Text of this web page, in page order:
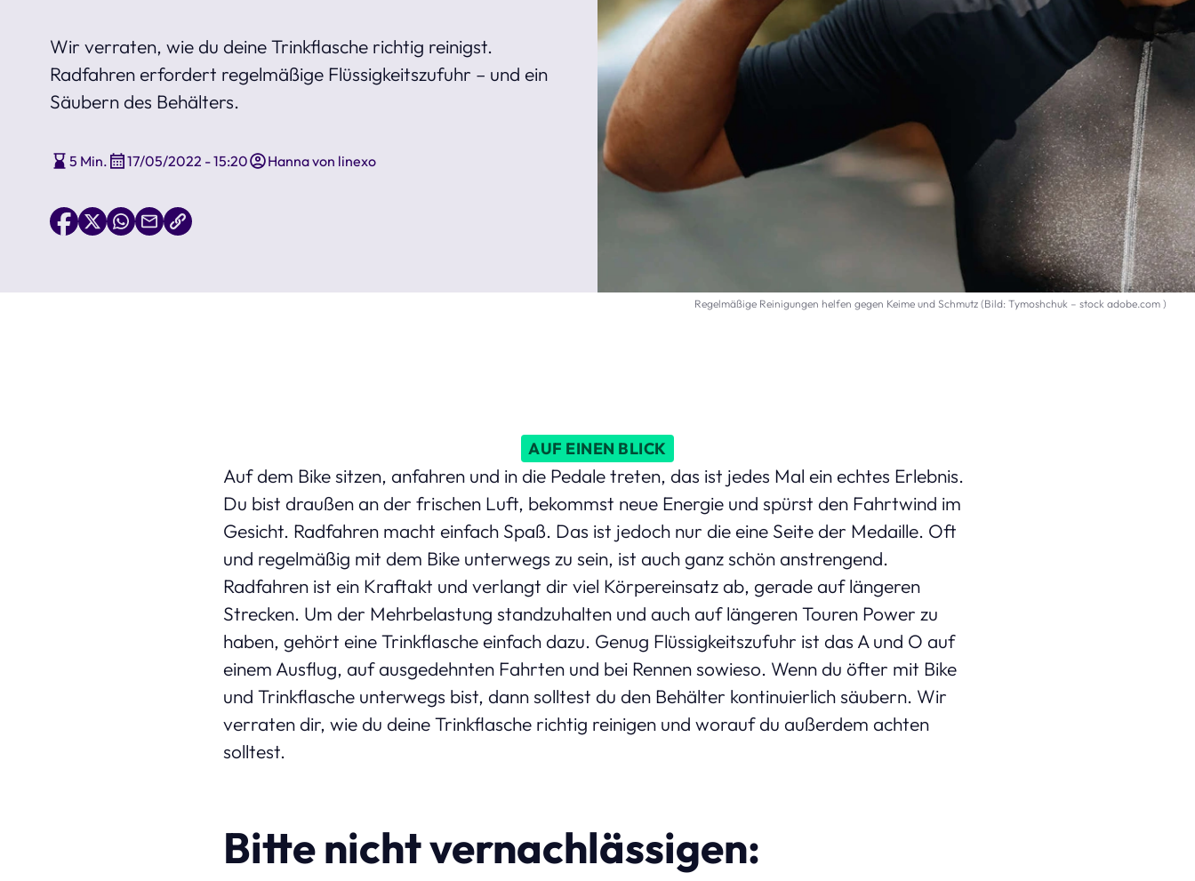
Regelmäßige Reinigungen helfen gegen Keime und Schmutz (Bild: Tymoshchuk – stock adobe.com )
Wir verraten, wie du deine Trinkflasche richtig reinigst.
Radfahren erfordert regelmäßige Flüssigkeitszufuhr – und ein
Säubern des Behälters.
5 Min. 17/05/2022 - 15:20 Hanna von linexo
AUF EINEN BLICK
Auf dem Bike sitzen, anfahren und in die Pedale treten, das ist jedes Mal ein echtes Erlebnis.
Du bist draußen an der frischen Luft, bekommst neue Energie und spürst den Fahrtwind im
Gesicht. Radfahren macht einfach Spaß. Das ist jedoch nur die eine Seite der Medaille. Oft
und regelmäßig mit dem Bike unterwegs zu sein, ist auch ganz schön anstrengend.
Radfahren ist ein Kraftakt und verlangt dir viel Körpereinsatz ab, gerade auf längeren
Strecken. Um der Mehrbelastung standzuhalten und auch auf längeren Touren Power zu
haben, gehört eine Trinkflasche einfach dazu. Genug Flüssigkeitszufuhr ist das A und O auf
einem Ausflug, auf ausgedehnten Fahrten und bei Rennen sowieso. Wenn du öfter mit Bike
und Trinkflasche unterwegs bist, dann solltest du den Behälter kontinuierlich säubern. Wir
verraten dir, wie du deine Trinkflasche richtig reinigen und worauf du außerdem achten
solltest.
Bitte nicht vernachlässigen: